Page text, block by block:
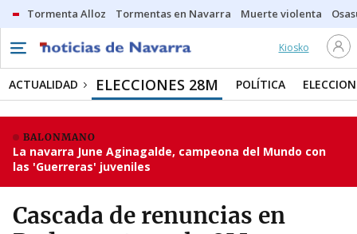
Tormenta Alloz Tormentas en Navarra Muerte violenta
Kiosko
ACTUALIDAD ELECCIONES 28M POLÍTICA
BALONMANO
La navarra June Aginagalde, campeona del Mundo con
las 'Guerreras' juveniles
Cascada de renuncias en